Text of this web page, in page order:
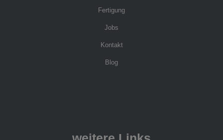
Fertigung
Jobs
Kontakt
Blog